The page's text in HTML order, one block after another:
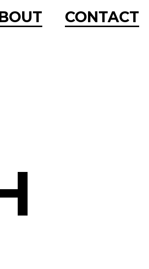
CONTACT